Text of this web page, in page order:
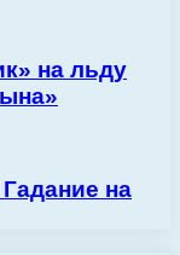
на льду
на